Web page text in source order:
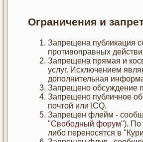
Ограничения и
Запрещена публикация
противоправных
Запрещена прямая и
услуг. Исключением
дополнительная
Запрещено обсуждение
Запрещено публичное
почтой или ICQ.
Запрещен флейм -
"Свободный форум"). По
либо переносятся в